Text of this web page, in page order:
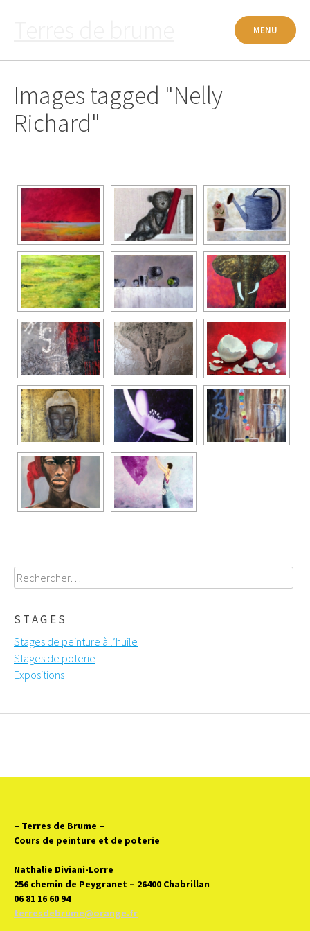
MENU
Images tagged "Nelly
Richard"
Rechercher :
STAGES
Stages de peinture à l’huile
Stages de poterie
Expositions
– Terres de Brume –
Cours de peinture et de poterie
Nathalie Diviani-Lorre
256 chemin de Peygranet – 26400 Chabrillan
06 81 16 60 94
terresdebrume@orange.fr